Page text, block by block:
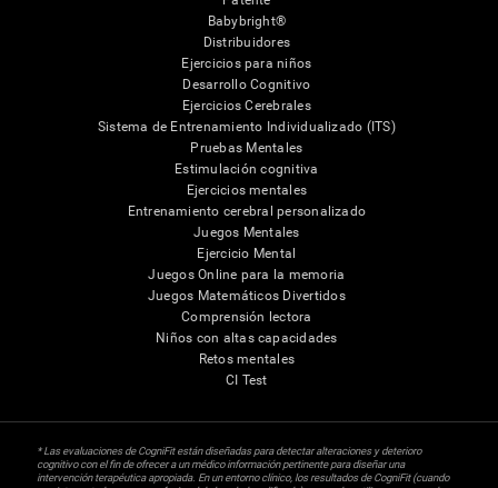
Babybright®
Distribuidores
Ejercicios para niños
Desarrollo Cognitivo
Ejercicios Cerebrales
Sistema de Entrenamiento Individualizado (ITS)
Pruebas Mentales
Estimulación cognitiva
Ejercicios mentales
Entrenamiento cerebral personalizado
Juegos Mentales
Ejercicio Mental
Juegos Online para la memoria
Juegos Matemáticos Divertidos
Comprensión lectora
Niños con altas capacidades
Retos mentales
CI Test
* Las evaluaciones de CogniFit están diseñadas para detectar alteraciones y deterioro
cognitivo con el fin de ofrecer a un médico información pertinente para diseñar una
intervención terapéutica apropiada. En un entorno clínico, los resultados de CogniFit (cuando